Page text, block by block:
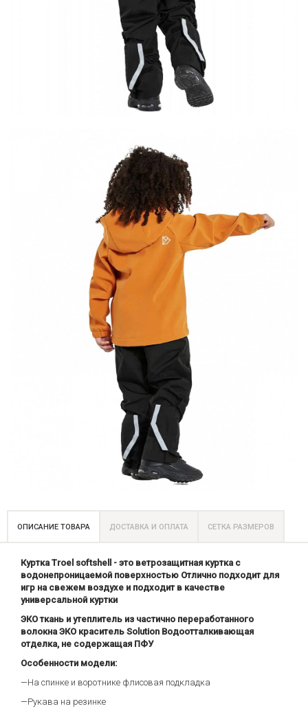
ОПИСАНИЕ ТОВАРА ДОСТАВКА И ОПЛАТА СЕТКА РАЗМЕРОВ
Куртка Troel softshell - это ветрозащитная куртка с
водонепроницаемой поверхностью Отлично подходит для
игр на свежем воздухе и подходит в качестве
универсальной куртки
ЭКО ткань и утеплитель из частично переработанного
волокна ЭКО краситель Solution Водоотталкивающая
отделка, не содержащая ПФУ
Особенности модели:
—На спинке и воротнике флисовая подкладка
—Рукава на резинке